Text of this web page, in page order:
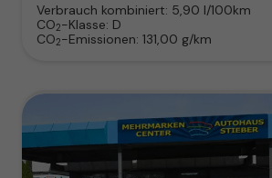
Verbrauch kombiniert: 5,90 l/100km
CO2-Klasse: D
CO2-Emissionen: 131,00 g/km